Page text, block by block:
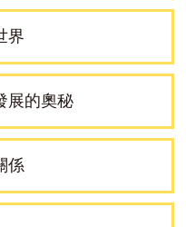
界
展的奧秘
係